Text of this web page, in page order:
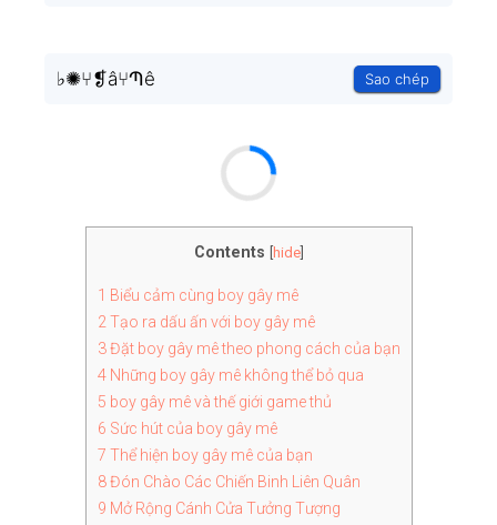
♭✺⑂❡â⑂Պê Sao chép
Contents hide]
1 Biểu cảm cùng boy gây mê
2Tạo ra dấu ấn với boy gây mê
3Đặt boy gây mê theo phong cách của bạn
4Những boy gây mê không thể bỏ qua
5 boy gây mê và thế giới game thủ
6 Sức hút của boy gây mê
7 Thể hiện boy gây mê của bạn
8Đón Chào Các Chiến Binh Liên Quân
9 Mở Rộng Cánh Cửa Tưởng Tượng